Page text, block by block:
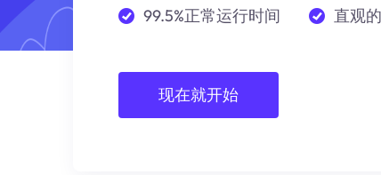
99.5%正常运行时间 直观
现在就开始